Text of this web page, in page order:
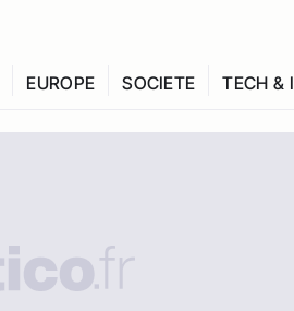
EUROPE SOCIETE TECH &